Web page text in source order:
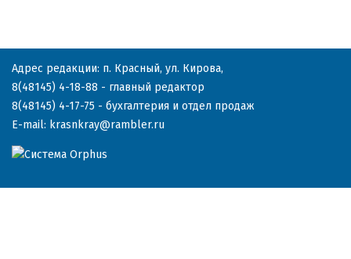
Адрес редакции: п. Красный, ул. Кирова,
8(48145) 4-18-88 - главный редактор
8(48145) 4-17-75 - бухгалтерия и отдел продаж
E-mail: krasnkray@rambler.ru